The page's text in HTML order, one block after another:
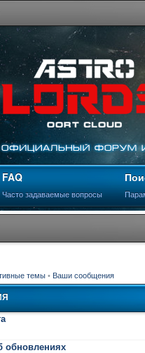
FAQ
Часто задаваемые вопросы
темы • Ваши сообщения
обновлениях